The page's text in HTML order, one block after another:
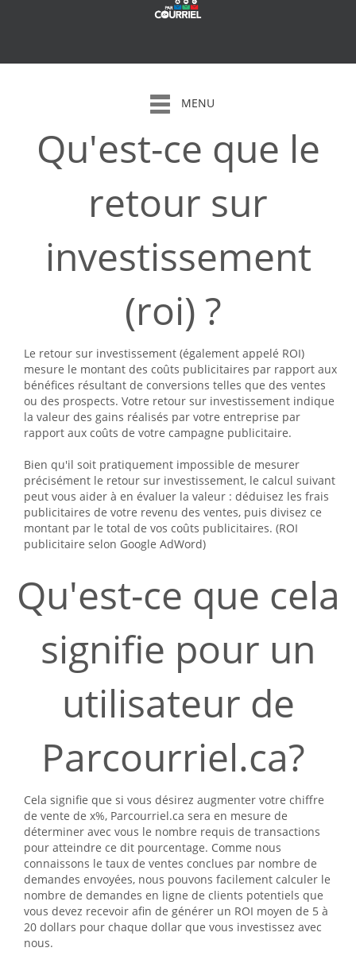
MENU
Qu'est-ce que le
retour sur
investissement
(roi) ?
Le retour sur investissement (également appelé ROI)
mesure le montant des coûts publicitaires par rapport aux
bénéfices résultant de conversions telles que des ventes
ou des prospects. Votre retour sur investissement indique
la valeur des gains réalisés par votre entreprise par
rapport aux coûts de votre campagne publicitaire.
Bien qu'il soit pratiquement impossible de mesurer
précisément le retour sur investissement, le calcul suivant
peut vous aider à en évaluer la valeur : déduisez les frais
publicitaires de votre revenu des ventes, puis divisez ce
montant par le total de vos coûts publicitaires. (ROI
publicitaire selon Google AdWord)
Qu'est-ce que cela
signifie pour un
utilisateur de
Parcourriel.ca?
Cela signifie que si vous désirez augmenter votre chiffre
de vente de x%, Parcourriel.ca sera en mesure de
déterminer avec vous le nombre requis de transactions
pour atteindre ce dit pourcentage. Comme nous
connaissons le taux de ventes conclues par nombre de
demandes envoyées, nous pouvons facilement calculer le
nombre de demandes en ligne de clients potentiels que
vous devez recevoir afin de générer un ROI moyen de 5 à
20 dollars pour chaque dollar que vous investissez avec
nous.